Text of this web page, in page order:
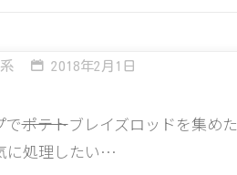
2018年2月1日
でポテトブレイズロッドを集め
に処理したい…